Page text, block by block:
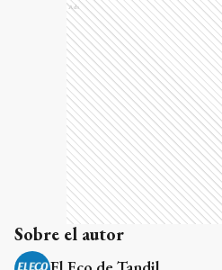
Ads
Sobre el autor